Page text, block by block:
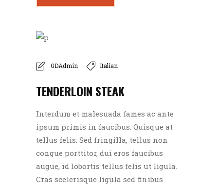
GDAdmin Italian
TENDERLOIN STEAK
Interdum et malesuada fames ac ante
ipsum primis in faucibus. Quisque at
tellus felis. Sed fringilla, tellus non
congue porttitor, dui eros faucibus
augue, id lobortis tellus felis ut ligula.
Cras scelerisque ligula sed finibus